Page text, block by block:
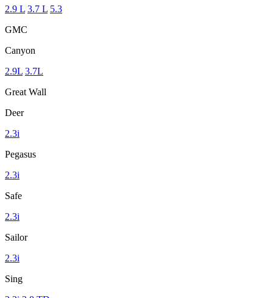
2.9 L 3.7 L 5.3
GMC
Canyon
2.9L 3.7L
Great Wall
Deer
2.3i
Pegasus
2.3i
Safe
2.3i
Sailor
2.3i
Sing